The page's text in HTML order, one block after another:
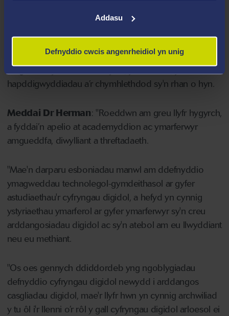
Addasu
Defnyddio cwcis angenrheidiol yn unig
cyflwyno technolegau cyfryngau digidol newydd i
amgueddfeydd a'r ansicrwydd, yr aflerwch, yr
hapddigwyddiadau a’r chymhlethdod sy'n rhan o hyn.
Meddai Dr Herman: "Roeddwn am greu llyfr hygyrch,
a fyddai’n apelio at academyddion ac ymarferwyr
amgueddfa, diwylliant a threftadaeth.
"Mae'n darparu esboniadau manwl am ddefnyddio
ymagweddau technolegol-gymdeithasol ar gyfer
astudiaethau'r cyfryngau digidol, a hefyd yn cynnig
ystyriaethau ymarferol ar gyfer ymarferwyr sy'n creu
arddangosiadau digidol ac sy'n atebol am eu llwyddiant
neu eu methiant.
"Os oes gennych ddiddordeb yng ngoblygiadau
defnyddio cyfryngau digidol newydd i arddangos
casgliadau digidol, mae'r llyfr hwn yn cynnig archwiliad
y tu ôl i'r llenni o’r rôl y gall cyfryngau digidol arloesol ei